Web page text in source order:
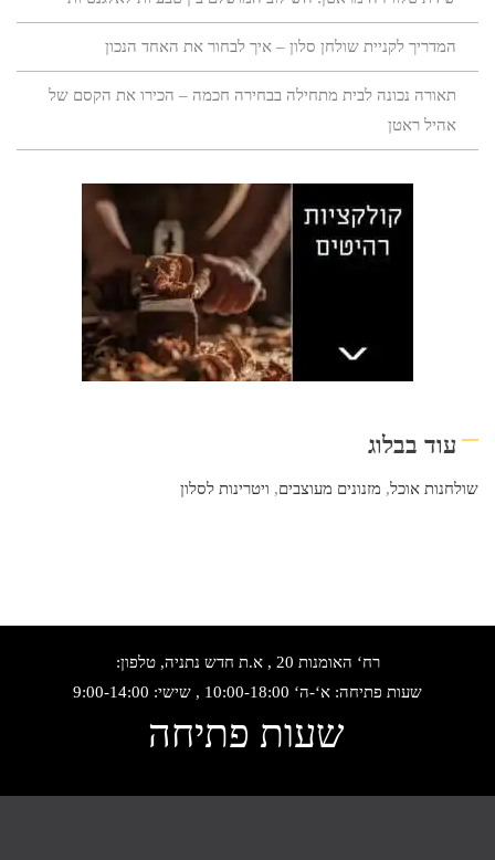
המדריך לקניית שולחן סלון – איך לבחור את האחד הנכון
תאורה נכונה לבית מתחילה בבחירה חכמה – הכירו את הקסם של
אהיל ראטן
עוד בבלוג
שולחנות אוכל, מזנונים מעוצבים, ויטרינות לסלון
רח‘ האומנות 20 , א.ת חדש נתניה, טלפון:
שעות פתיחה: א‘-ה‘ 10:00-18:00 , שישי: 9:00-14:00
שעות פתיחה